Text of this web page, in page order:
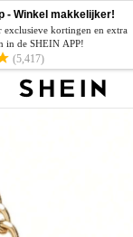
- Winkel makkelijker!
exclusieve kortingen en extra
in de SHEIN APP!
(5,417)